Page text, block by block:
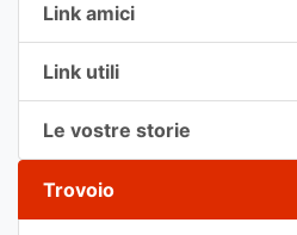
Link amici
Link utili
Le vostre storie
Trovoio